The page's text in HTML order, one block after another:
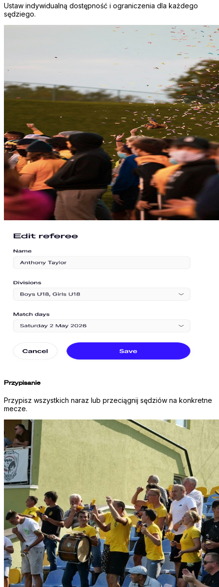
Ustaw indywidualną dostępność i ograniczenia dla każdego
sędziego.
Przypisanie
Przypisz wszystkich naraz lub przeciągnij sędziów na konkretne
mecze.